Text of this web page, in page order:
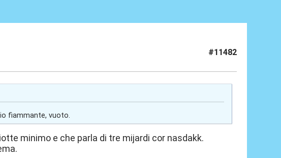
#11482
fiammante, vuoto.
minimo e che parla di tre mijardi cor nasdakk.